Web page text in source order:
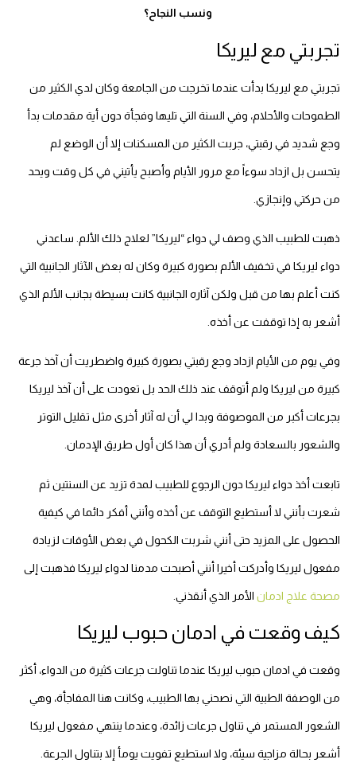
ونسب النجاح؟
تجربتي مع ليريكا
تجربتي مع ليريكا بدأت عندما تخرجت من الجامعة وكان لدي الكثير من
الطموحات والأحلام، وفي السنة التي تليها وفجأة دون أية مقدمات بدأ
وجع شديد في رقبتي، جربت الكثير من المسكنات إلا أن الوضع لم
يتحسن بل ازداد سوءاً مع مرور الأيام وأصبح يأتيني في كل وقت ويحد
من حركتي وإنجازي.
ذهبت للطبيب الذي وصف لي دواء “ليريكا” لعلاج ذلك الألم. ساعدني
دواء ليريكا في تخفيف الألم بصورة كبيرة وكان له بعض الآثار الجانبية التي
كنت أعلم بها من قبل ولكن آثاره الجانبية كانت بسيطة بجانب الألم الذي
أشعر به إذا توقفت عن أخذه.
وفي يوم من الأيام ازداد وجع رقبتي بصورة كبيرة واضطريت أن آخذ جرعة
كبيرة من ليريكا ولم أتوقف عند ذلك الحد بل تعودت على أن آخذ ليريكا
بجرعات أكبر من الموصوفة وبدا لي أن له آثار أخرى مثل تقليل التوتر
والشعور بالسعادة ولم أدري أن هذا كان أول طريق الإدمان.
تابعت أخذ دواء ليريكا دون الرجوع للطبيب لمدة تزيد عن السنتين ثم
شعرت بأنني لا أستطيع التوقف عن أخذه وأنني أفكر دائما في كيفية
الحصول على المزيد حتى أنني شربت الكحول في بعض الأوقات لزيادة
مفعول ليريكا وأدركت أخيرا أنني أصبحت مدمنا لدواء ليريكا فذهبت إلى
مصحة علاج ادمان الأمر الذي أنقذني.
كيف وقعت في ادمان حبوب ليريكا
وقعت في ادمان حبوب ليريكا عندما تناولت جرعات كثيرة من الدواء، أكثر
من الوصفة الطبية التي نصحني بها الطبيب، وكانت هنا المفاجأة، وهي
الشعور المستمر في تناول جرعات زائدة، وعندما ينتهي مفعول ليريكا
أشعر بحالة مزاجية سيئة، ولا استطيع تفويت يومأ إلا بتناول الجرعة.